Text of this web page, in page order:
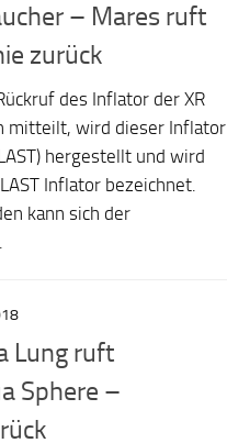
– Mares ruft
zurück
des Inflator der XR
mitteilt, wird dieser Inflator
hergestellt und wird
Inflator bezeichnet.
kann sich der
Lung ruft
Sphere –